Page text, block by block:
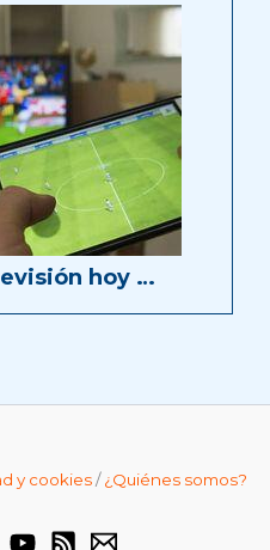
hoy …
y cookies/¿Quiénes somos?